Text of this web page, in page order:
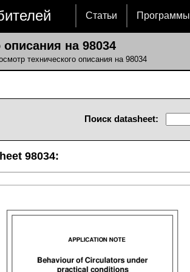
Статьи Программы
на 98034
технического описания на 98034
Поиск datasheet:
98034: